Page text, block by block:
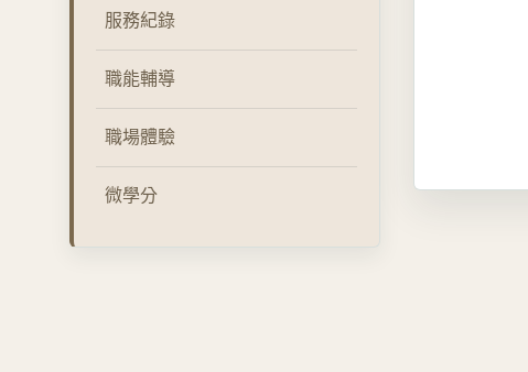
服務紀錄
職能輔導
職場體驗
微學分